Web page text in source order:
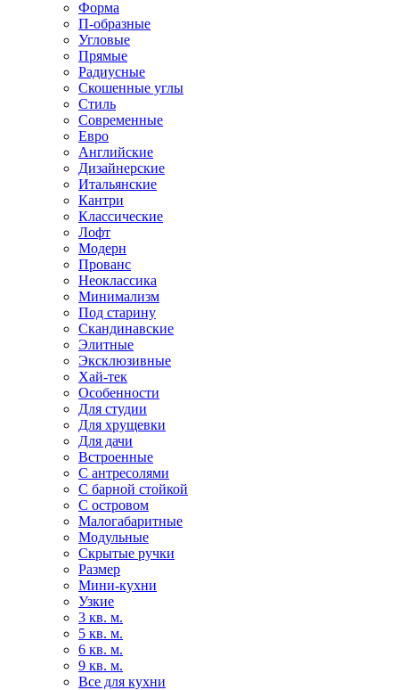
Форма
П-образные
Угловые
Прямые
Радиусные
Скошенные углы
Стиль
Современные
Евро
Английские
Дизайнерские
Итальянские
Кантри
Классические
Лофт
Модерн
Прованс
Неоклассика
Минимализм
Под старину
Скандинавские
Элитные
Эксклюзивные
Хай-тек
Особенности
Для студии
Для хрущевки
Для дачи
Встроенные
С антресолями
С барной стойкой
С островом
Малогабаритные
Модульные
Скрытые ручки
Размер
Мини-кухни
Узкие
3 кв. м.
5 кв. м.
6 кв. м.
9 кв. м.
Все для кухни